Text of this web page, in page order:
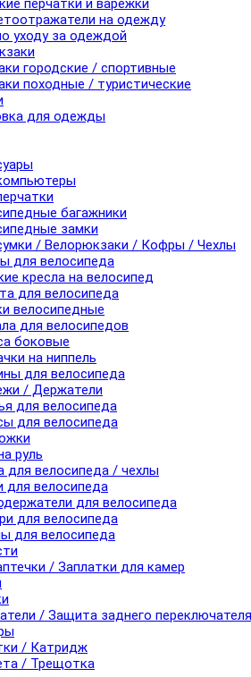
перчатки и варежки
на одежду
уходу за одеждой
городские / спортивные
походные / туристические
для одежды
багажники
замки
/ Велорюкзаки / Кофры / Чехлы
для велосипеда
кресла на велосипед
для велосипеда
велосипедные
для велосипедов
боковые
на ниппель
для велосипеда
/ Держатели
для велосипеда
для велосипеда
руль
для велосипеда / чехлы
для велосипеда
для велосипеда
для велосипеда
для велосипеда
/ Заплатки для камер
/ Защита заднего переключателя
/ Катридж
/ Трещотка